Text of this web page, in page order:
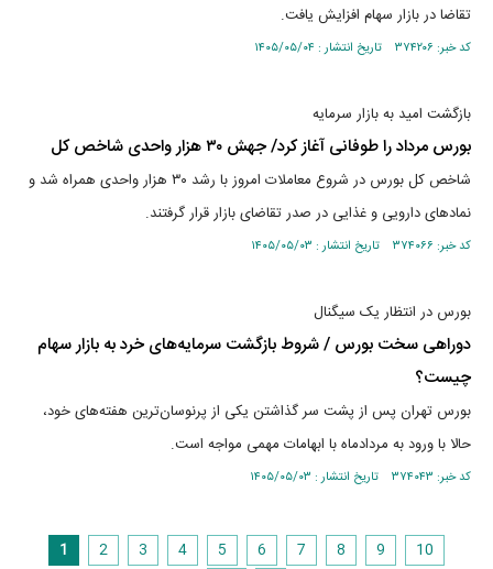
تقاضا در بازار سهام افزایش یافت.
کد خبر: ۳۷۴۲۰۶ تاریخ انتشار : ۱۴۰۵/۰۵/۰۴
بازگشت امید به بازار سرمایه
بورس مرداد را طوفانی آغاز کرد/ جهش ۳۰ هزار واحدی شاخص کل
شاخص کل بورس در شروع معاملات امروز با رشد ۳۰ هزار واحدی همراه شد و
نمادهای دارویی و غذایی در صدر تقاضای بازار قرار گرفتند.
کد خبر: ۳۷۴۰۶۶ تاریخ انتشار : ۱۴۰۵/۰۵/۰۳
بورس در انتظار یک سیگنال
دوراهی سخت بورس / شروط بازگشت سرمایه‌های خرد به بازار سهام
چیست؟
بورس تهران پس از پشت سر گذاشتن یکی از پرنوسان‌ترین هفته‌های خود،
حالا با ورود به مردادماه با ابهامات مهمی مواجه‌ است.
کد خبر: ۳۷۴۰۴۳ تاریخ انتشار : ۱۴۰۵/۰۵/۰۳
1 2 3 4 5 6 7 8 9
10